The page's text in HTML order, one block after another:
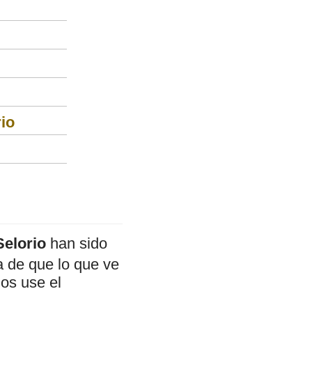
han sido
de que lo que ve
use el